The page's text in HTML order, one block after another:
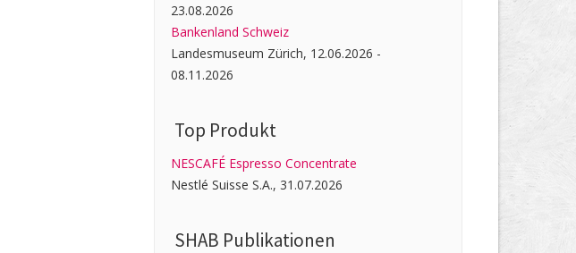
23.08.2026
Bankenland Schweiz
Landesmuseum Zürich, 12.06.2026 -
08.11.2026
Top Produkt
NESCAFÉ Espresso Concentrate
Nestlé Suisse S.A., 31.07.2026
SHAB Publi­kati­onen